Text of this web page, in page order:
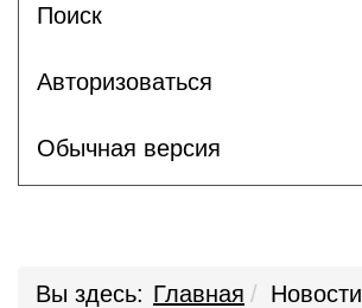
Поиск
Авторизоваться
Обычная версия
Вы здесь: Главная Новости